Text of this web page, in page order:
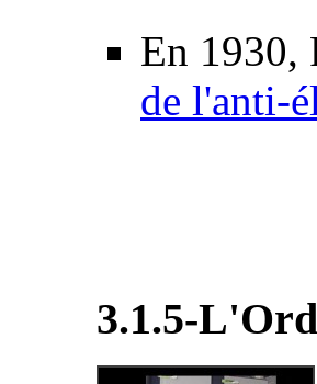
En 1930,
de l'anti-
3.1.5-